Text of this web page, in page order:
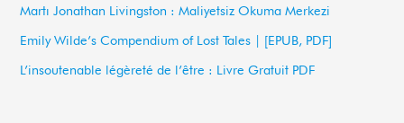
r
:
Martı Jonathan Livingston : Maliyetsiz Okuma Merkezi
Emily Wilde’s Compendium of Lost Tales | [EPUB, PDF]
L’insoutenable légèreté de l’être : Livre Gratuit PDF